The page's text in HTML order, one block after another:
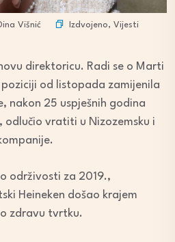
Višnić Izdvojeno, Vijesti
direktoricu. Radi se o Marti
poziciji od listopada zamijenila
nakon 25 uspješnih godina
odlučio vratiti u Nizozemsku i
održivosti za 2019.,
Heineken došao krajem
zdravu tvrtku.